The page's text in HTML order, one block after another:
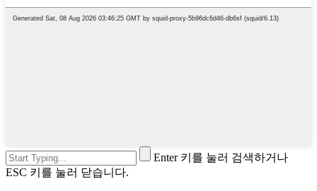
Enter 키를 눌러 검색하거나
ESC 키를 눌러 닫습니다.